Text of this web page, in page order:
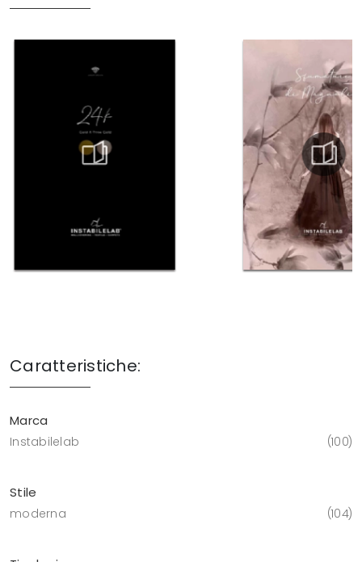
Caratteristiche:
Marca
Instabilelab 100
Stile
moderna 104